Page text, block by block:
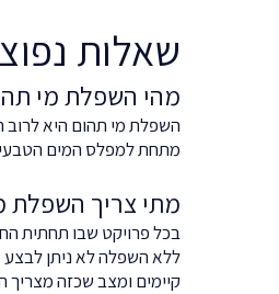
שאלות
מהי השפלת מי
השפלת מי תהום היא
מתחת למפלס המים
מתי צריך השפלת
בכל פרויקט שבו תחתית
ללא השפלה לא ניתן
קיימים ומצב שכזה